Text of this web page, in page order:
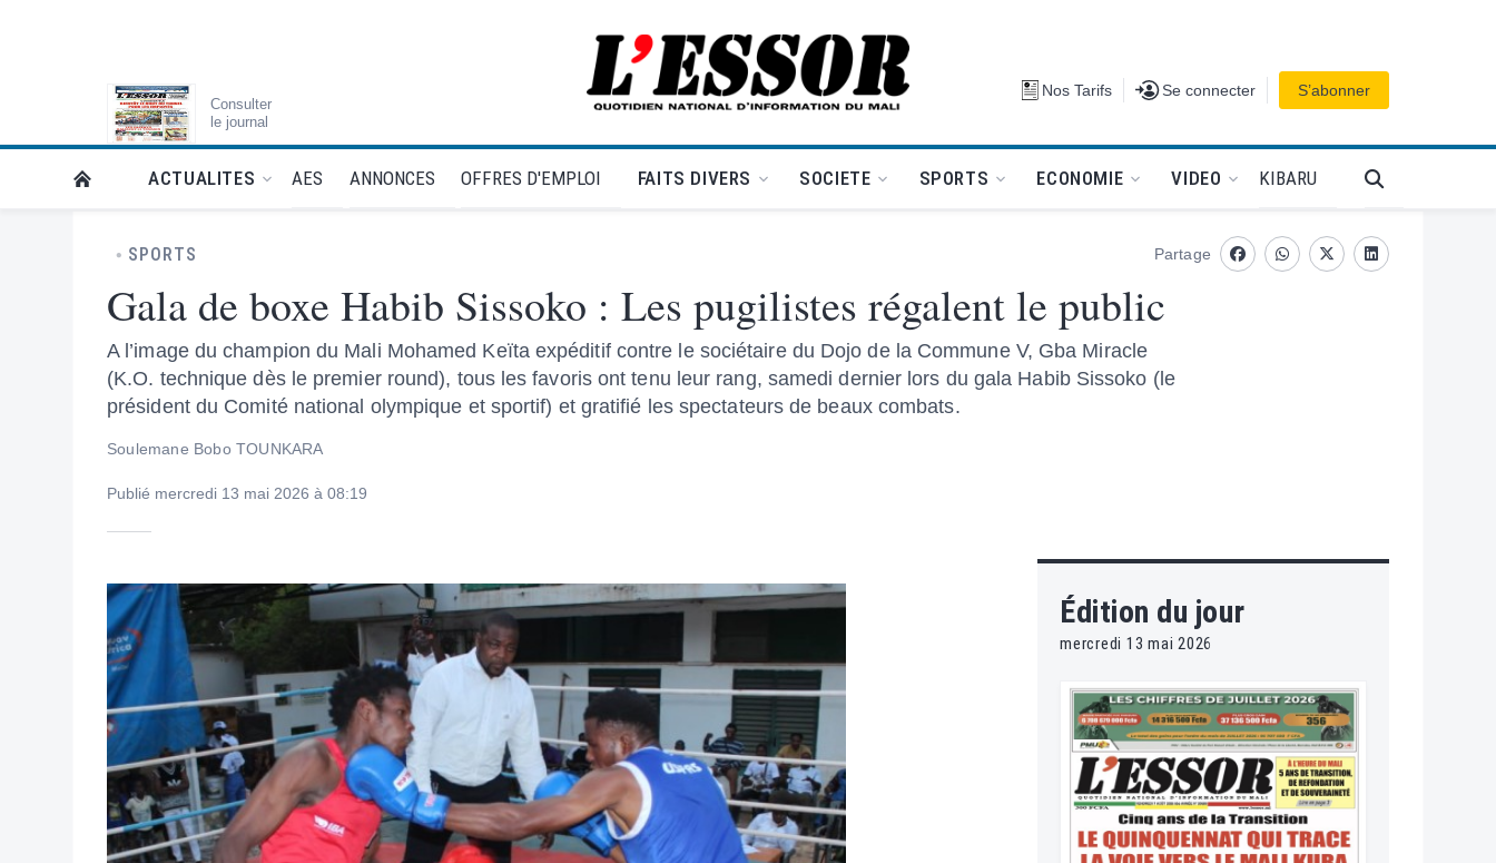
Consulter
le journal
L'Essor - retour à la une Nos Tarifs Se connecter
Se connecter S’abonner
RETOUR À LA PAGE D’ACCUEIL DE L'ESSOR
ACTUALITES AES ANNONCES OFFRES D'EMPLOI FAITS DIVERS SOCIETE SPORTS ECONOMIE VIDEO KIBARU
SPORTS
Gala de boxe Habib Sissoko : Les pugilistes régalent le public
A l’image du champion du Mali Mohamed Keïta expéditif contre le sociétaire du Dojo de la Commune V, Gba Miracle
(K.O. technique dès le premier round), tous les favoris ont tenu leur rang, samedi dernier lors du gala Habib Sissoko (le
président du Comité national olympique et sportif) et gratifié les spectateurs de beaux combats.
Soulemane Bobo TOUNKARA
Publié mercredi 13 mai 2026 à 08:19
Partage
FacebookwhatsappTwitterLinkedin
Édition du jour
mercredi 13 mai 2026